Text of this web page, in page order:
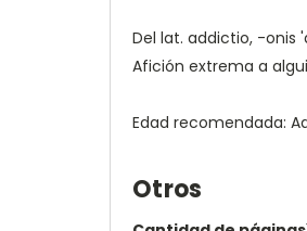
Del lat. addictio, -onis
Afición extrema a
Edad recomendada:
Otros